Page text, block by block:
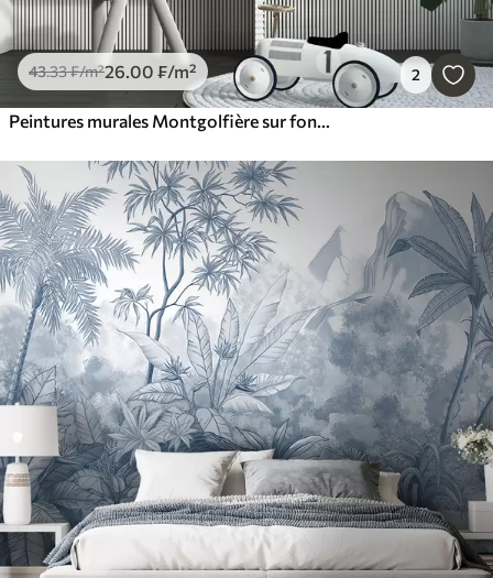
43.33₣/m²26.00 ₣/m² 2
Peintures murales Montgolfière sur fond de ciel nocturne